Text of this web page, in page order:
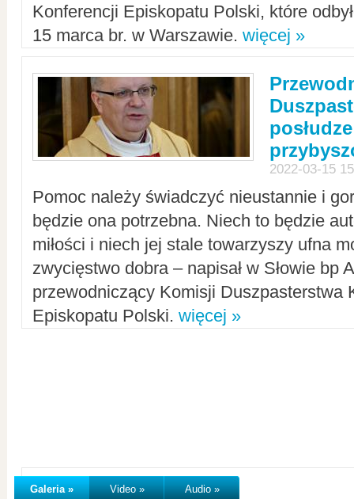
Konferencji Episkopatu Polski, które
15 marca br. w Warszawie. więcej »
2022-03-15
Pomoc należy świadczyć nieustannie i
będzie ona potrzebna. Niech to będzie
miłości i niech jej stale towarzyszy ufna
zwycięstwo dobra – napisał w Słowie bp
przewodniczący Komisji Duszpasterstwa
Episkopatu Polski. więcej »
Galeria » Video » Audio »